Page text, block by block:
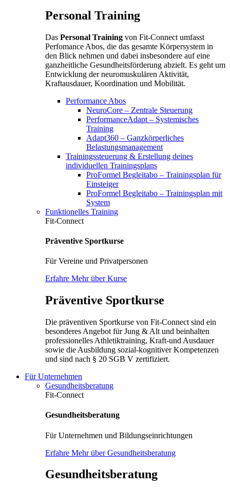
Personal Training
Das Personal Training von Fit-Connect umfasst
Perfomance Abos, die das gesamte Körpersystem in
den Blick nehmen und dabei insbesondere auf eine
ganzheitliche Gesundheitsförderung abzielt. Es geht um
Entwicklung der neuromuskulären Aktivität,
Kraftausdauer, Koordination und Mobilität.
Performance Abos
NeuroCore – Zentrale Steuerung
PerformanceAdapt – Systemisches
Training
Adapt360 – Ganzkörperliches
Belastungsmanagement
Trainingssteuerung & Erstellung deines
individuellen Trainingsplans
ProFormel Begleitabo – Trainingsplan für
Einsteiger
ProFormel Begleitabo – Trainingsplan mit
System
Funktionelles Training
Fit-Connect
Präventive Sportkurse
Für Vereine und Privatpersonen
Erfahre Mehr über Kurse
Präventive Sportkurse
Die präventiven Sportkurse von Fit-Connect sind ein
besonderes Angebot für Jung & Alt und beinhalten
professionelles Athletiktraining, Kraft-und Ausdauer
sowie die Ausbildung sozial-kognitiver Kompetenzen
und sind nach § 20 SGB V zertifiziert.
Für Unternehmen
Gesundheitsberatung
Fit-Connect
Gesundheitsberatung
Für Unternehmen und Bildungseinrichtungen
Erfahre Mehr über Gesundheitsberatung
Gesundheitsberatung